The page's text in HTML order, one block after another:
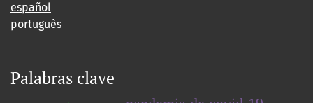
español
português
Palabras clave